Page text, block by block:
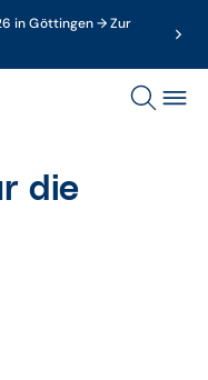
in Göttingen → Zur
die